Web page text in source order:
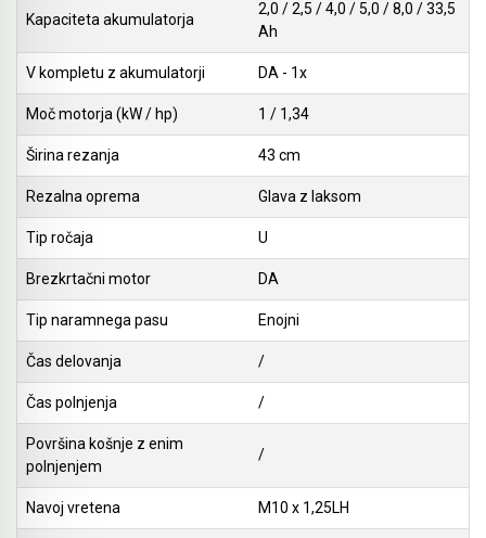
Kapaciteta akumulatorja
2,0 / 2,5 / 4,0 / 5,0 / 8,0 / 33,5
Ah
V kompletu z akumulatorji DA - 1x
Moč motorja (kW / hp) 1 / 1,34
Širina rezanja 43 cm
Rezalna oprema Glava z laksom
Tip ročaja U
Brezkrtačni motor DA
Tip naramnega pasu Enojni
Čas delovanja /
Čas polnjenja /
Površina košnje z enim
polnjenjem
/
Navoj vretena M10 x 1,25LH